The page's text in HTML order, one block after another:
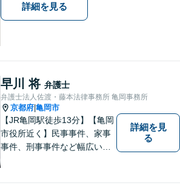
詳細を見る
早川 将 弁護士
弁護士法人佐渡・藤本法律事務所 亀岡事務所
京都府 亀岡市
【JR亀岡駅徒歩13分】【亀岡
市役所近く】民事事件、家事
事件、刑事事件など幅広い分
い法的サービスを提供できる
詳細を見
る